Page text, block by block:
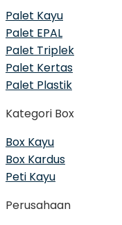
Palet Kayu
Palet EPAL
Palet Triplek
Palet Kertas
Palet Plastik
Kategori Box
Box Kayu
Box Kardus
Peti Kayu
Perusahaan